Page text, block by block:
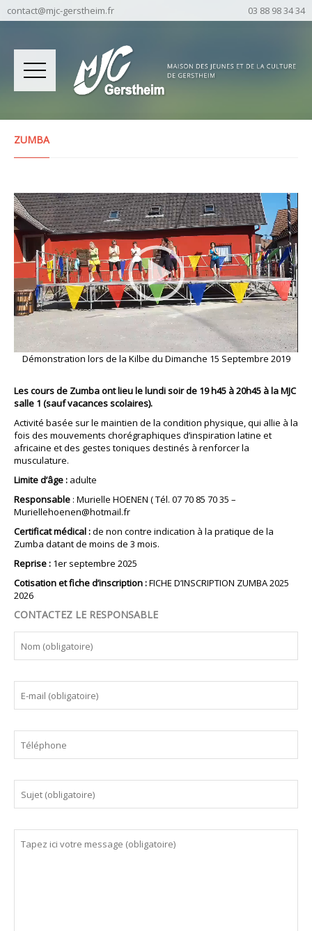
contact@mjc-gerstheim.fr 03 88 98 34 34
ZUMBA
Lecteur
vidéo
00:00 02:47
Démonstration lors de la Kilbe du Dimanche 15 Septembre 2019
Les cours de Zumba ont lieu le lundi soirde 19 h45 à 20h45 à la MJC
salle 1 (sauf vacances scolaires).
Activité basée sur le maintien de la condition physique, qui allie à la
fois des mouvements chorégraphiques d’inspiration latine et
africaine et des gestes toniques destinés à renforcer la
musculature.
Limite d’âge : adulte
Responsable : Murielle HOENEN ( Tél. 07 70 85 70 35 –
Muriellehoenen@hotmail.fr
Certificat médical :de non contre indication à la pratique de la
Zumba datant de moins de 3 mois.
Reprise : 1er septembre 2025
Cotisation et fiche d’inscription :FICHE D’INSCRIPTION ZUMBA 2025
2026
CONTACTEZ LE RESPONSABLE